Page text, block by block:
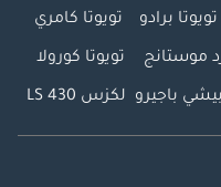
تويوتا برادو تويوتا كامري
موستانج تويوتا كورولا
باجيرو لكزس LS 430